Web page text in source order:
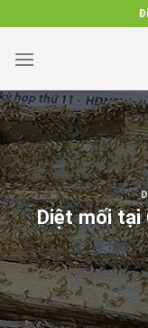
to
content
Diệt mối tại